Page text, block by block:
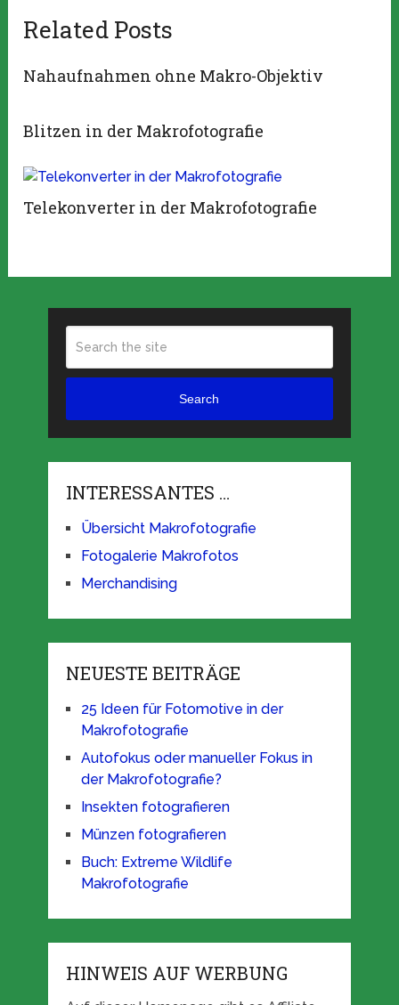
Related Posts
Nahaufnahmen ohne Makro-Objektiv
Blitzen in der Makrofotografie
Telekonverter in der Makrofotografie
Search
INTERESSANTES …
Übersicht Makrofotografie
Fotogalerie Makrofotos
Merchandising
NEUESTE BEITRÄGE
25 Ideen für Fotomotive in der
Makrofotografie
Autofokus oder manueller Fokus in
der Makrofotografie?
Insekten fotografieren
Münzen fotografieren
Buch: Extreme Wildlife
Makrofotografie
HINWEIS AUF WERBUNG